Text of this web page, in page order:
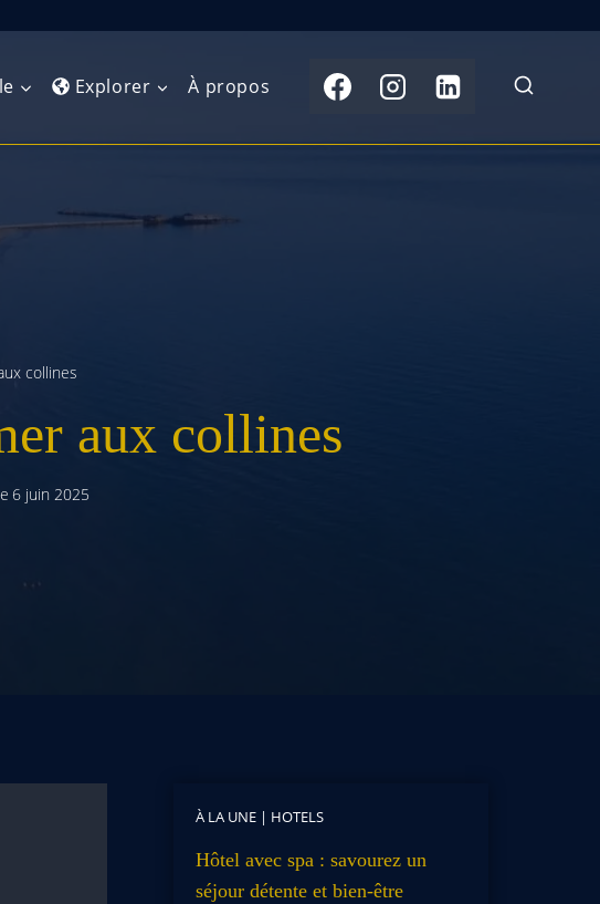
Explorer
Afrique du Nord
Afrique australe
Extrême-Orient
À propos
collines
aux collines
6 juin 2025
À LA UNE| HOTELS
Hôtel avec spa : savourez un
séjour détente et bien-être